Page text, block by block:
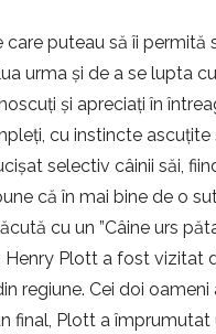
puteau să îi permită
urma și de a se lupta
și apreciați în
cu instincte
selectiv câinii săi,
că în mai bine de o
cu un ”Câine urs
Plott a fost vizitat
regiune. Cei doi
final, Plott a